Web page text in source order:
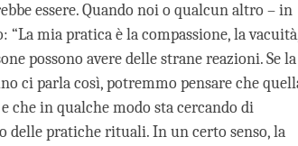
essere. Quando noi o qualcun altro – in
mia pratica è la compassione, la
possono avere delle strane reazioni. Se la
ci parla così, potremmo pensare che
che in qualche modo sta cercando di
pratiche rituali. In un certo senso, la